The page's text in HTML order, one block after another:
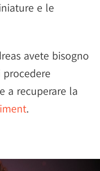
e le
avete bisogno
a recuperare la
.